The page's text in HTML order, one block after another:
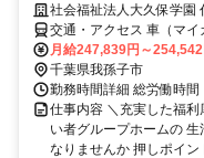
社会福祉法人大久保学園
交通・アクセス 車（マ
自転車通勤OK
月給247,839円～
千葉県我孫子市
勤務時間詳細 総労働時
仕事内容 ＼充実した福
い者グループホームの
なりませんか 押しポイ